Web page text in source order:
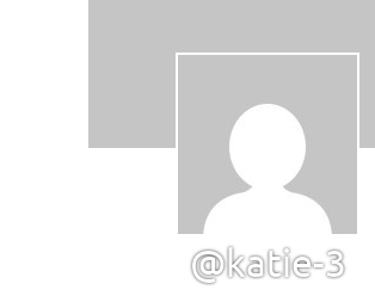
@katie-3